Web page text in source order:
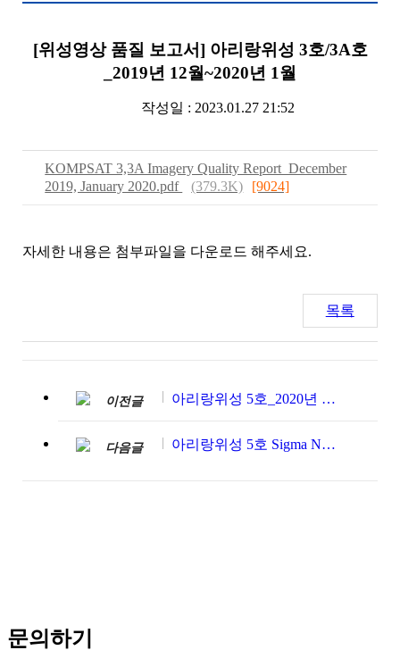
[위성영상 품질 보고서] 아리랑위성 3호/3A호
_2019년 12월~2020년 1월
작성일 : 2023.01.27 21:52
KOMPSAT 3,3A Imagery Quality Report_December
2019, January 2020.pdf
(379.3K) [9024]
자세한 내용은 첨부파일을 다운로드 해주세요.
목록
이전글 아리랑위성 5호_2020년 1월~2월
아리랑위성 5호 Sigma Naught Equation
다음글
문의하기